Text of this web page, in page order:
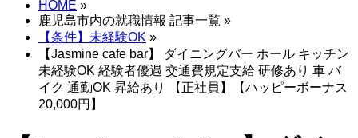
HOME »
鹿児島市内の就職情報 記事一覧 »
【条件】未経験OK »
【Jasmine cafe bar】 ダイニングバー ホール キッチン
未経験OK 経験者優遇 交通費規定支給 研修あり 車 バ
イク 通勤OK 昇給あり 【正社員】【ハッピーボーナス
20,000円】